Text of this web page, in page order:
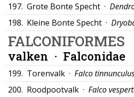
197. Grote Bonte Specht ·
198. Kleine Bonte Specht ·
FALCONIFORMES
valken · Falconidae
199. Torenvalk · Falco
200. Roodpootvalk · Falco